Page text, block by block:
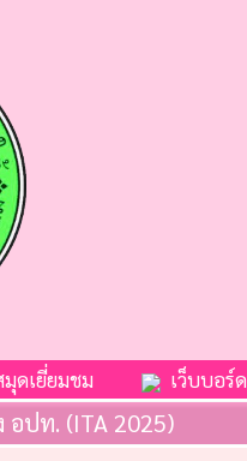
มุดเยี่ยมชม เว็บบอร์ด
อปท. (ITA 2025)